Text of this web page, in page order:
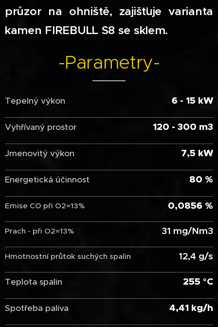
průzor na ohniště, zajišťuje varianta
kamen FIREBULL S8 se sklem.
-Parametry-
Tepelný výkon 6 - 15 kW
Vyhřívaný prostor 120 - 300 m3
Jmenovitý výkon 7,5 kW
Energetická účinnost 80 %
Emise CO při O2=13% 0,0856 %
Prach - při O2=13% 31 mg/Nm3
Hmotnostní průtok suchých spalin 12,4 g/s
Teplota spalin 255 °C
Spotřeba paliva 4,41 kg/h